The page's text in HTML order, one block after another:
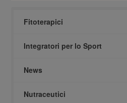
Fitoterapici
Integratori per lo Sport
News
Nutraceutici